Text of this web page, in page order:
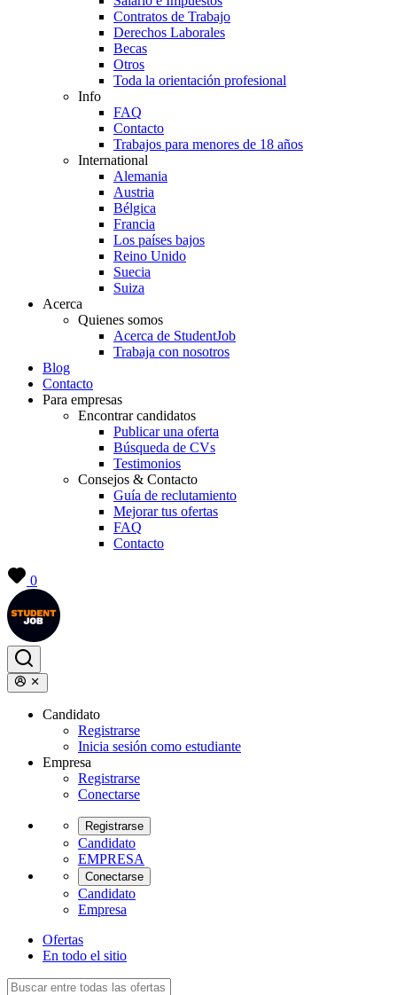
Contratos de Trabajo
Derechos Laborales
Becas
Otros
Toda la orientación profesional
Info
FAQ
Contacto
Trabajos para menores de 18 años
International
Alemania
Austria
Bélgica
Francia
Los países bajos
Reino Unido
Suecia
Suiza
Acerca
Quienes somos
Acerca de StudentJob
Trabaja con nosotros
Blog
Contacto
Para empresas
Encontrar candidatos
Publicar una oferta
Búsqueda de CVs
Testimonios
Consejos & Contacto
Guía de reclutamiento
Mejorar tus ofertas
FAQ
Contacto
0
Candidato
Registrarse
Inicia sesión como estudiante
Empresa
Registrarse
Conectarse
Registrarse
Candidato
EMPRESA
Conectarse
Candidato
Empresa
Ofertas
En todo el sitio